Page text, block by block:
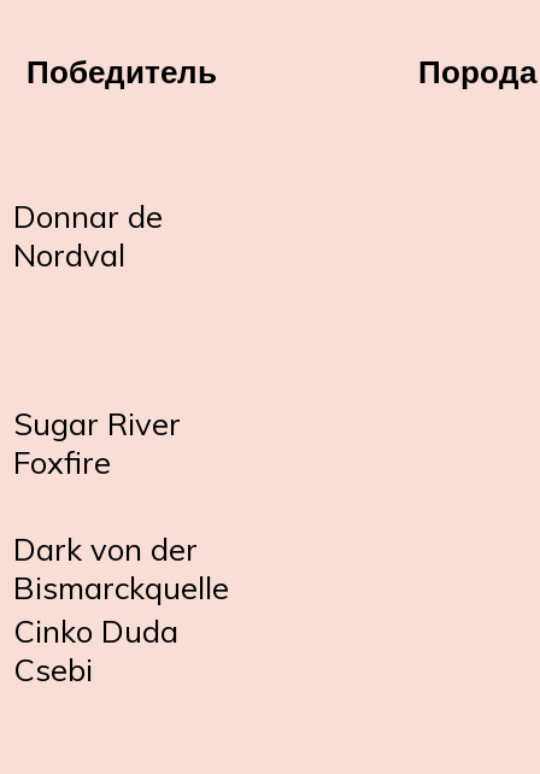
Победитель Порода
Donnar de
Nordval
Sugar River
Foxfire
Dark von der
Bismarckquelle
Cinko Duda
Csebi